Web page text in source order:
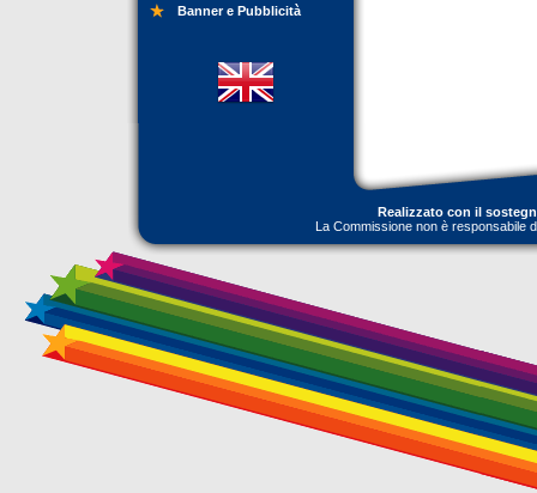
Banner e Pubblicità
Realizzato con il
La Commissione non è responsabile